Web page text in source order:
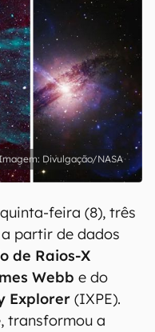
Divulgação/NASA
feira (8), três
partir de dados
de Raios-X
Webb e do
Explorer (IXPE).
transformou a